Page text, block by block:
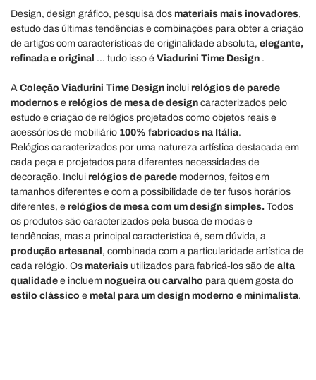
Design, design gráfico, pesquisa dos materiais mais inovadores,
estudo das últimas tendências e combinações para obter a criação
de artigos com características de originalidade absoluta, elegante,
refinada e original ... tudo isso é Viadurini Time Design .
A Coleção Viadurini Time Design inclui relógios de parede
modernos e relógios de mesa de design caracterizados pelo
estudo e criação de relógios projetados como objetos reais e
acessórios de mobiliário 100% fabricados na Itália.
Relógios caracterizados por uma natureza artística destacada em
cada peça e projetados para diferentes necessidades de
decoração. Inclui relógios de parede modernos, feitos em
tamanhos diferentes e com a possibilidade de ter fusos horários
diferentes, e relógios de mesa com um design simples. Todos
os produtos são caracterizados pela busca de modas e
tendências, mas a principal característica é, sem dúvida, a
produção artesanal , combinada com a particularidade artística de
cada relógio. Os materiais utilizados para fabricá-los são de alta
qualidade e incluem nogueira ou carvalho para quem gosta do
estilo clássico e metal para um design moderno e minimalista.